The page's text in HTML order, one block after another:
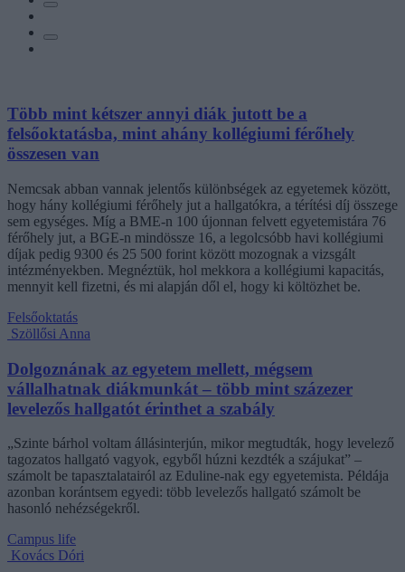
Több mint kétszer annyi diák jutott be a
felsőoktatásba, mint ahány kollégiumi férőhely
összesen van
Nemcsak abban vannak jelentős különbségek az egyetemek között,
hogy hány kollégiumi férőhely jut a hallgatókra, a térítési díj összege
sem egységes. Míg a BME-n 100 újonnan felvett egyetemistára 76
férőhely jut, a BGE-n mindössze 16, a legolcsóbb havi kollégiumi
díjak pedig 9300 és 25 500 forint között mozognak a vizsgált
intézményekben. Megnéztük, hol mekkora a kollégiumi kapacitás,
mennyit kell fizetni, és mi alapján dől el, hogy ki költözhet be.
Felsőoktatás
Szöllősi Anna
Dolgoznának az egyetem mellett, mégsem
vállalhatnak diákmunkát – több mint százezer
levelezős hallgatót érinthet a szabály
„Szinte bárhol voltam állásinterjún, mikor megtudták, hogy levelező
tagozatos hallgató vagyok, egyből húzni kezdték a szájukat” –
számolt be tapasztalatairól az Eduline-nak egy egyetemista. Példája
azonban korántsem egyedi: több levelezős hallgató számolt be
hasonló nehézségekről.
Campus life
Kovács Dóri